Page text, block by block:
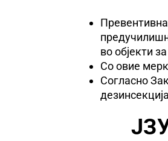
во објекти
Со овие
Согласно